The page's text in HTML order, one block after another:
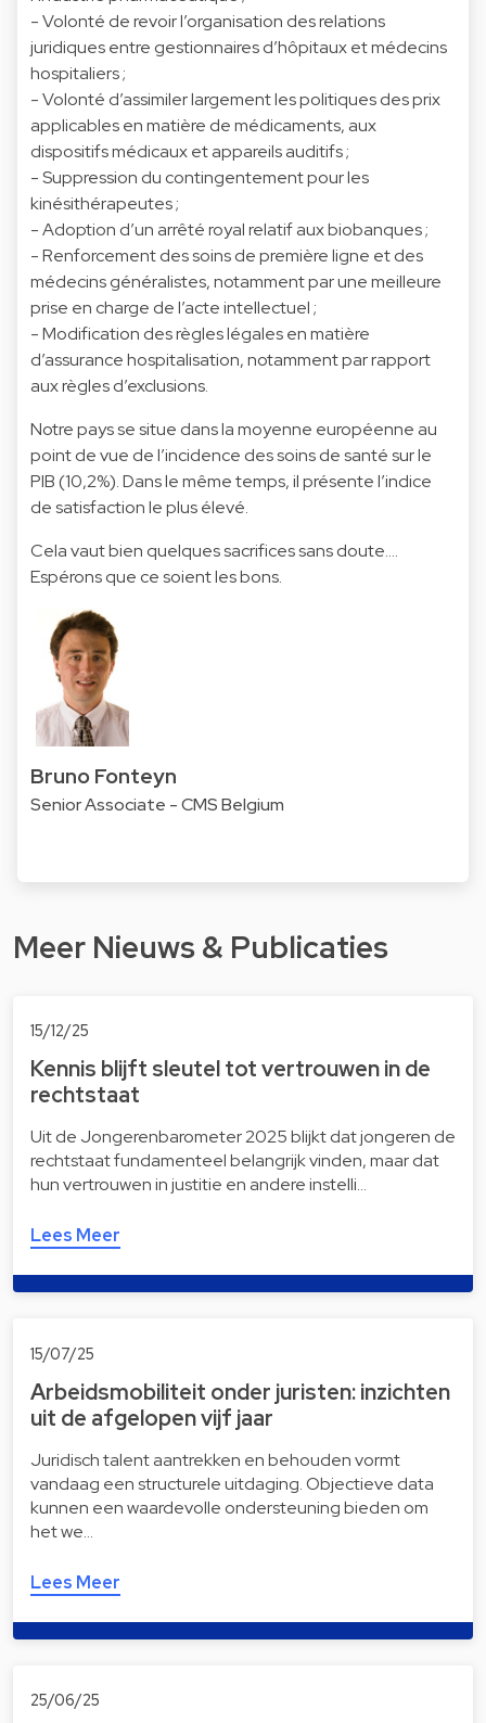
- Volonté de revoir l’organisation des relations
juridiques entre gestionnaires d’hôpitaux et médecins
hospitaliers ;
- Volonté d’assimiler largement les politiques des prix
applicables en matière de médicaments, aux
dispositifs médicaux et appareils auditifs ;
- Suppression du contingentement pour les
kinésithérapeutes ;
- Adoption d’un arrêté royal relatif aux biobanques ;
- Renforcement des soins de première ligne et des
médecins généralistes, notamment par une meilleure
prise en charge de l’acte intellectuel ;
- Modification des règles légales en matière
d’assurance hospitalisation, notamment par rapport
aux règles d’exclusions.
Notre pays se situe dans la moyenne européenne au
point de vue de l’incidence des soins de santé sur le
PIB (10,2%). Dans le même temps, il présente l’indice
de satisfaction le plus élevé.
Cela vaut bien quelques sacrifices sans doute….
Espérons que ce soient les bons.
Bruno Fonteyn
Senior Associate - CMS Belgium
Meer Nieuws & Publicaties
15/12/25
Kennis blijft sleutel tot vertrouwen in de
rechtstaat
Uit de Jongerenbarometer 2025 blijkt dat jongeren de
rechtstaat fundamenteel belangrijk vinden, maar dat
hun vertrouwen in justitie en andere instelli…
Lees Meer
15/07/25
Arbeidsmobiliteit onder juristen: inzichten
uit de afgelopen vijf jaar
Juridisch talent aantrekken en behouden vormt
vandaag een structurele uitdaging. Objectieve data
kunnen een waardevolle ondersteuning bieden om
het we…
Lees Meer
25/06/25